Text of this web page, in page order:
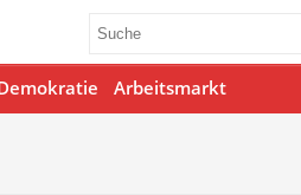
Arbeitsmarkt